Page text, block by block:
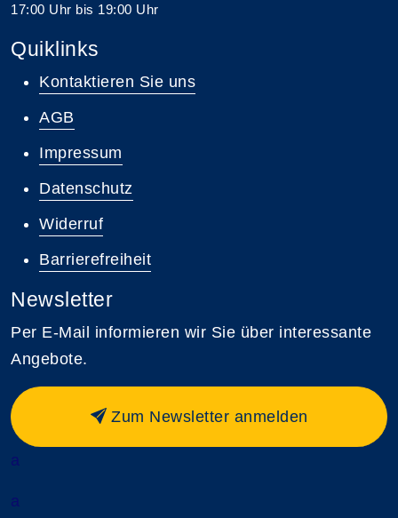
17:00 Uhr bis 19:00 Uhr
Quiklinks
Kontaktieren Sie uns
AGB
Impressum
Datenschutz
Widerruf
Barrierefreiheit
Newsletter
Per E-Mail informieren wir Sie über interessante
Angebote.
Zum Newsletter anmelden
a
a